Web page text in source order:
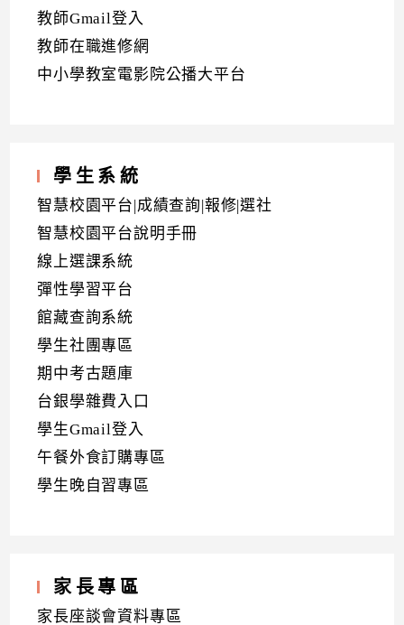
教師Gmail登入
教師在職進修網
中小學教室電影院公播大平台
學生系統
智慧校園平台|成績查詢|報修|選社
智慧校園平台說明手冊
線上選課系統
彈性學習平台
館藏查詢系統
學生社團專區
期中考古題庫
台銀學雜費入口
學生Gmail登入
午餐外食訂購專區
學生晚自習專區
家長專區
家長座談會資料專區